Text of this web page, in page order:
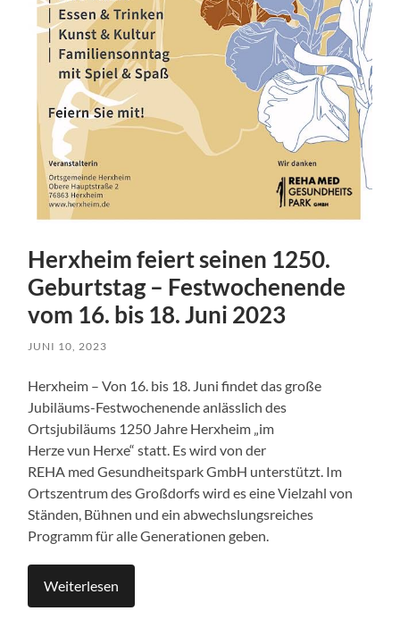
Herxheim feiert seinen 1250.
Geburtstag – Festwochenende
vom 16. bis 18. Juni 2023
JUNI 10, 2023
Herxheim – Von 16. bis 18. Juni findet das große
Jubiläums-Festwochenende anlässlich des
Ortsjubiläums 1250 Jahre Herxheim „im
Herze vun Herxe“ statt. Es wird von der
REHA med Gesundheitspark GmbH unterstützt. Im
Ortszentrum des Großdorfs wird es eine Vielzahl von
Ständen, Bühnen und ein abwechslungsreiches
Programm für alle Generationen geben.
Weiterlesen